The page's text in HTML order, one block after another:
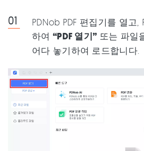
PDNob PDF 편집기를 열고,
하여 “PDF 열기” 또는 파일
어다 놓기하여 로드합니다.